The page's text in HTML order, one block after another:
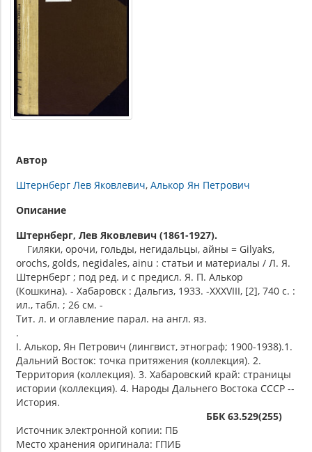
Автор
Штернберг Лев Яковлевич Алькор Ян Петрович
Описание
Штернберг, Лев Яковлевич (1861-1927).
Гиляки, орочи, гольды, негидальцы, айны = Gilyaks,
orochs, golds, negidales, ainu : статьи и материалы / Л. Я.
Штернберг ; под ред. и с предисл. Я. П. Алькор
(Кошкина). - Хабаровск : Дальгиз, 1933. -XXXVIII, [2], 740 с. :
ил., табл. ; 26 см. -
Тит. л. и оглавление парал. на англ. яз.
.
I. Алькор, Ян Петрович (лингвист, этнограф; 1900-1938).1.
Дальний Восток: точка притяжения (коллекция). 2.
Территория (коллекция). 3. Хабаровский край: страницы
истории (коллекция). 4. Народы Дальнего Востока СССР --
История.
ББК 63.529(255)
Источник электронной копии: ПБ
Место хранения оригинала: ГПИБ